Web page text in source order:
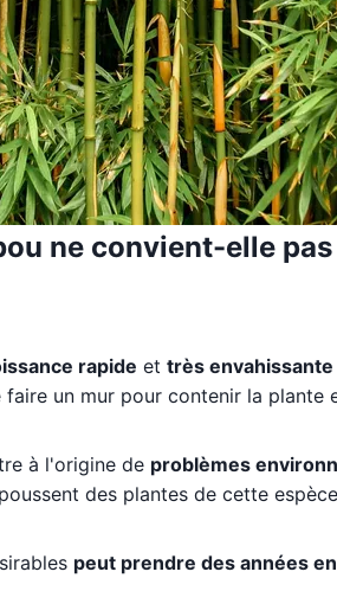
ne convient-elle
rapide et très envahissante
faire un mur pour contenir la plante
à l'origine de problèmes
des plantes de cette
peut prendre des années en